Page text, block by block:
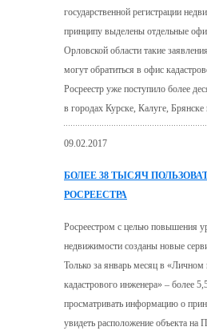
государственной регистрации
принципу выделены отдельные
Орловской области такие
могут обратиться в офис
Росреестр уже поступило более
в городах Курске, Калуге,
09.02.2017
БОЛЕЕ 38 ТЫСЯЧ
РОСРЕЕСТРА
Росреестром с целью повышения
недвижимости созданы новые
Только за январь месяц в «Личном
кадастрового инженера» – более
просматривать информацию о
увидеть расположение объекта на